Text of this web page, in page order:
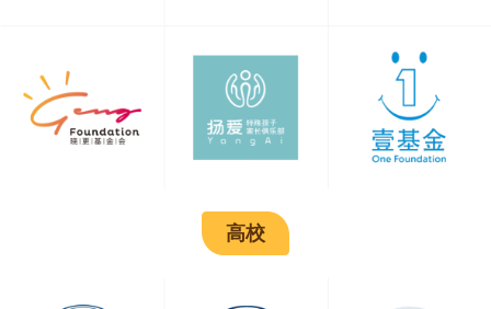
北京市昌平区回龙观东大街338号院1号楼CM-西-2F-204 （昌发展AI
加速中心D座二层）
深圳光明中心
深圳市光明区绿地新都会公馆5栋3层（6号线 光明大街站 C出口300
深圳市福田区香蜜湖街道紫竹六道49号敦煌大厦3AB （地铁1号线竹
子林站B2出口步行940米）
高校